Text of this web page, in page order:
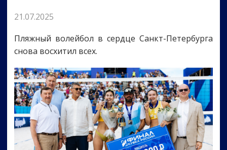
21.07.2025
Пляжный волейбол в сердце Санкт-Петербурга
снова восхитил всех.